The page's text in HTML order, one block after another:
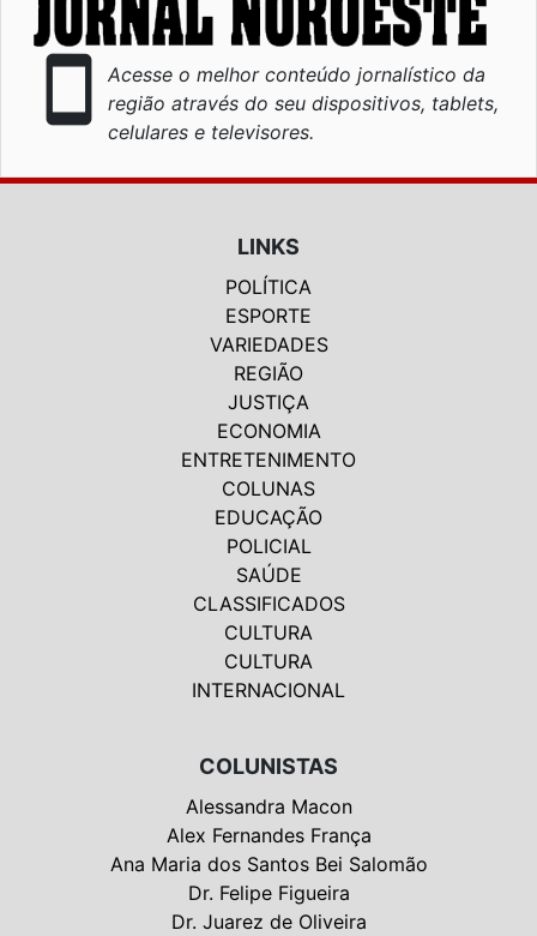
smartphone
Acesse o melhor conteúdo jornalístico da
região através do seu dispositivos, tablets,
celulares e televisores.
LINKS
POLÍTICA
ESPORTE
VARIEDADES
REGIÃO
JUSTIÇA
ECONOMIA
ENTRETENIMENTO
COLUNAS
EDUCAÇÃO
POLICIAL
SAÚDE
CLASSIFICADOS
CULTURA
CULTURA
INTERNACIONAL
COLUNISTAS
Alessandra Macon
Alex Fernandes França
Ana Maria dos Santos Bei Salomão
Dr. Felipe Figueira
Dr. Juarez de Oliveira